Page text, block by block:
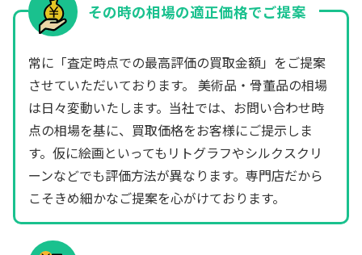
その時の相場の適正価格でご提案
常に「査定時点での最高評価の買取金額」をご提案
させていただいております。 美術品・骨董品の相場
は日々変動いたします。当社では、お問い合わせ時
点の相場を基に、買取価格をお客様にご提示しま
す。仮に絵画といってもリトグラフやシルクスクリ
ーンなどでも評価方法が異なります。専門店だから
こそきめ細かなご提案を心がけております。